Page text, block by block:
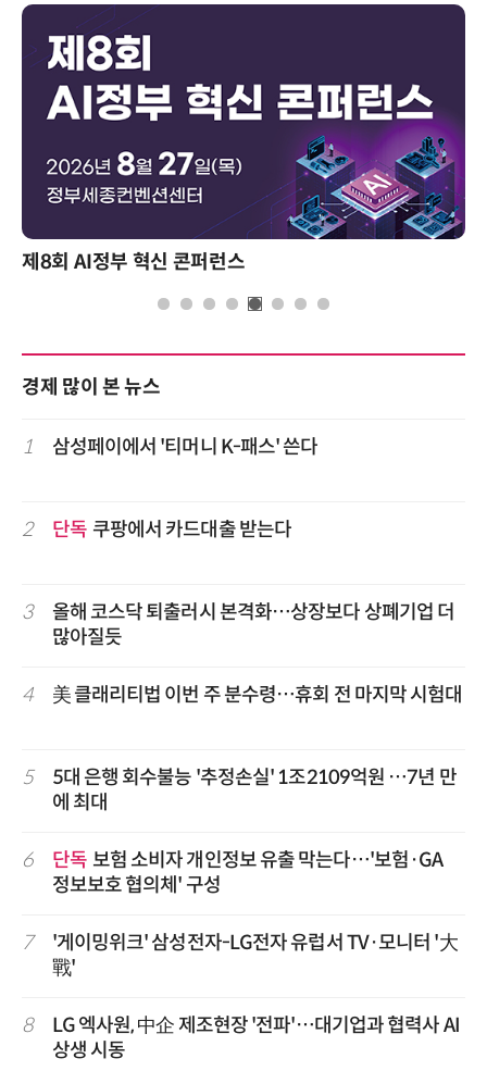
제8회 AI정부 혁신 콘퍼런스
경제 많이 본 뉴스
1 삼성페이에서 '티머니 K-패스' 쓴다
2 단독 쿠팡에서 카드대출 받는다
3
올해 코스닥 퇴출러시 본격화…상장보다 상폐기업 더
많아질듯
4 美 클래리티법 이번 주 분수령…휴회 전 마지막 시험대
5
5대 은행 회수불능 '추정손실' 1조2109억원 …7년 만
에 최대
6 단독 보험 소비자 개인정보 유출 막는다…'보험·GA
정보보호 협의체' 구성
7
'게이밍위크' 삼성전자-LG전자 유럽서 TV·모니터 '大
戰'
8
LG 엑사원, 中企 제조현장 '전파'…대기업과 협력사 AI
상생 시동